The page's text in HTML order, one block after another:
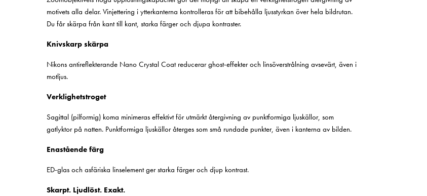
motivets alla delar. Vinjettering i ytterkanterna kontrolleras för att bibehålla ljusstyrkan över hela bildrutan.
Du får skärpa från kant till kant, starka färger och djupa kontraster.
Knivskarp skärpa
Nikons antireflekterande Nano Crystal Coat reducerar ghost-effekter och linsöverstrålning avsevärt, även i
motljus.
Verklighetstroget
Sagittal (pilformig) koma minimeras effektivt för utmärkt återgivning av punktformiga ljuskällor, som
gatlyktor på natten. Punktformiga ljuskällor återges som små rundade punkter, även i kanterna av bilden.
Enastående färg
ED-glas och asfäriska linselement ger starka färger och djup kontrast.
Skarpt. Ljudlöst. Exakt.